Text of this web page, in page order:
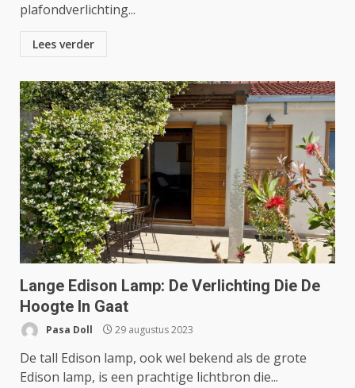
plafondverlichting...
Lees verder
Lange Edison Lamp: De Verlichting Die De
Hoogte In Gaat
Pasa Doll 29 augustus 2023
De tall Edison lamp, ook wel bekend als de grote
Edison lamp, is een prachtige lichtbron die...